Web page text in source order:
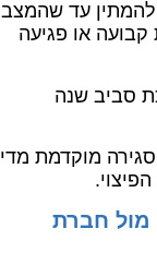
להמתין עד שהמצב
קבועה או פגיעה
סביב שנה
מוקדמת מדי
חברת